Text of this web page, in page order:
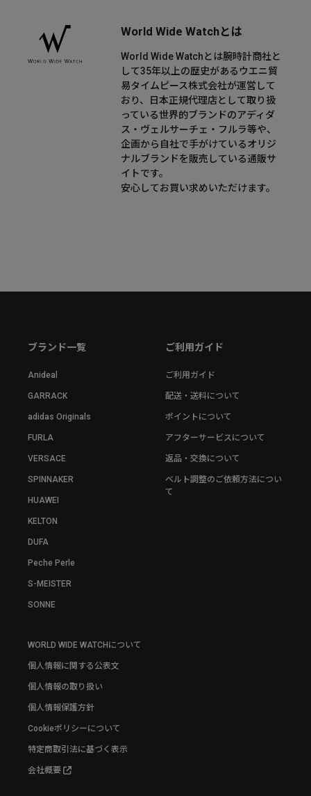
World Wide Watchとは
World Wide Watchとは腕時計商社と
して35年以上の歴史があるウエニ貿
易タイムピース株式会社が運営して
おり、日本正規代理店として取り扱
っている世界的ブランドのアディダ
ス・ヴェルサーチェ・フルラ等や、
企画から自社で手がけているオリジ
ナルブランドを販売している通販サ
イトです。
安心してお買い求めいただけます。
ブランド一覧
Anideal
GARRACK
adidas Originals
FURLA
VERSACE
SPINNAKER
HUAWEI
KELTON
DUFA
Peche Perle
S-MEISTER
SONNE
ご利用ガイド
ご利用ガイド
配送・送料について
ポイントについて
アフターサービスについて
返品・交換について
ベルト調整のご依頼方法につい
て
WORLD WIDE WATCHについて
個人情報に関する公表文
個人情報の取り扱い
個人情報保護方針
Cookieポリシーについて
特定商取引法に基づく表示
会社概要